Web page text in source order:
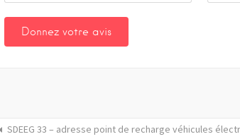
SDEEG 33 – adresse point de recharge véhicules